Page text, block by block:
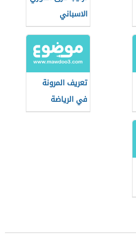
الاسباني
تعريف المرونة
في الرياضة